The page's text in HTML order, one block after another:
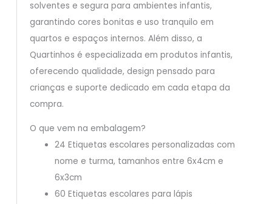
solventes e segura para ambientes infantis,
garantindo cores bonitas e uso tranquilo em
quartos e espaços internos. Além disso, a
Quartinhos é especializada em produtos infantis,
oferecendo qualidade, design pensado para
crianças e suporte dedicado em cada etapa da
compra.
O que vem na embalagem?
24 Etiquetas escolares personalizadas com
nome e turma, tamanhos entre 6x4cm e
6x3cm
60 Etiquetas escolares para lápis